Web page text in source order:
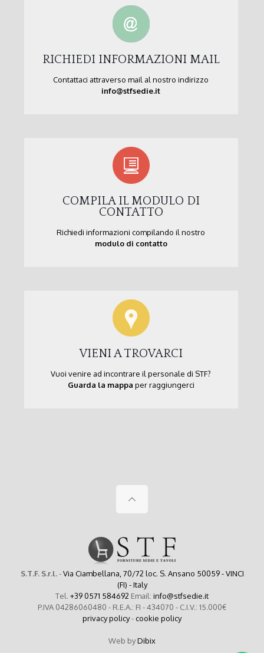
RICHIEDI INFORMAZIONI MAIL
Contattaci attraverso mail al nostro indirizzo
info@stfsedie.it
COMPILA IL MODULO DI
CONTATTO
Richiedi informazioni compilando il nostro
modulo di contatto
VIENI A TROVARCI
Vuoi venire ad incontrare il personale di STF?
Guarda la mappa per raggiungerci
S.T.F. S.r.l.-Via Ciambellana, 70/72 loc. S. Ansano 50059 - VINCI
(FI) - Italy
Tel. +39 0571 584692 Email: info@stfsedie.it
P.IVA 04286060480 - R.E.A.: FI - 434070 - C.I.V.: 15.000€
privacy policy- cookie policy
Web byDibix